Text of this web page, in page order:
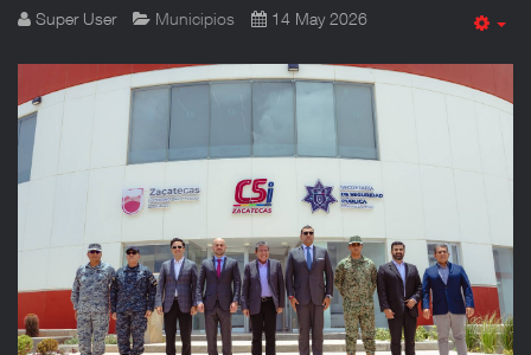
Super User Municipios 14 May 2026